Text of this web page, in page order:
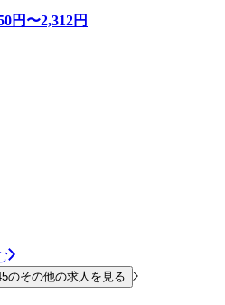
円〜2,312円
のその他の求人を見る